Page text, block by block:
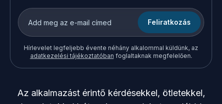
Feliratkozás
Hírlevelet legfeljebb évente néhány alkalommal küldünk, az
adatkezelési tájékoztatóban foglaltaknak megfelelően.
Az alkalmazást érintő kérdésekkel, ötletekkel,